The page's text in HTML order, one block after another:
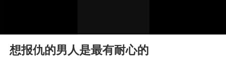
刘国正说向鹏打得很窝囊
Play
想报仇的男人是最有耐心的